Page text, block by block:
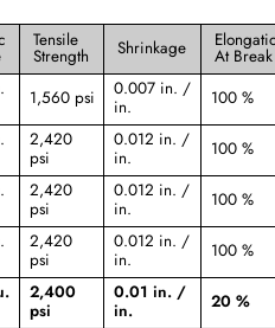
Tensile
Strength Shrinkage At Break
1,560 psi
0.007 in. /
in.
100 %
2,420
psi
0.012 in. /
in.
100 %
2,420
psi
0.012 in. /
in.
100 %
2,420
psi
0.012 in. /
in.
100 %
2,400
psi
0.01 in. /
in.
20 %